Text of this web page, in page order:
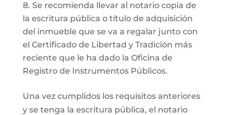
Se recomienda llevar al notario copia de
la escritura pública o título de adquisición
del inmueble que se va a regalar junto con
el Certificado de Libertad y Tradición más
reciente que le ha dado la Oficina de
Registro de Instrumentos Públicos.
Una vez cumplidos los requisitos anteriores
y se tenga la escritura pública, el notario